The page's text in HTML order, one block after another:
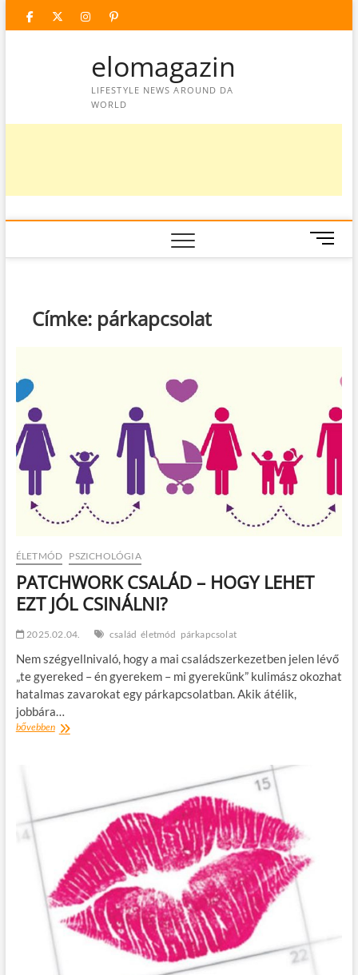
facebooktwitter
instagram
googleplus
pinterest
elomagazin
LIFESTYLE NEWS AROUND DA
WORLD
M
e
Címke: párkapcsolat
ÉLETMÓD PSZICHOLÓGIA
PATCHWORK CSALÁD – HOGY LEHET
EZT JÓL CSINÁLNI?
2025.02.04. család életmód párkapcsolat
Nem szégyellnivaló, hogy a mai családszerkezetben jelen lévő
„te gyereked – én gyerekem – mi gyerekünk” kulimász okozhat
hatalmas zavarokat egy párkapcsolatban. Akik átélik,
jobbára…
bővebbenPATCHWORK
JÓL